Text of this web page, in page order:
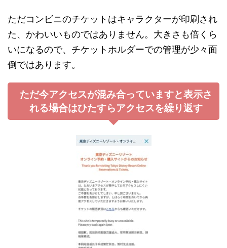
ただコンビニのチケットはキャラクターが印刷され
た、かわいいものではありません。大きさも倍くら
いになるので、チケットホルダーでの管理が少々面
倒ではあります。
ただ今アクセスが混み合っていますと表示さ
れる場合はひたすらアクセスを繰り返す